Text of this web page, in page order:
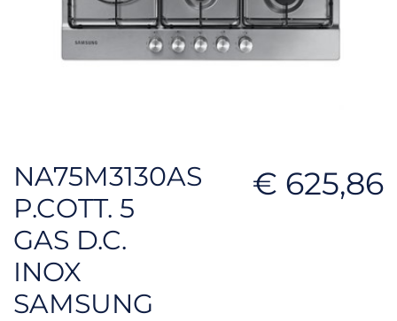
NA75M3130AS
P.COTT. 5
GAS D.C.
INOX
SAMSUNG
€ 625,86